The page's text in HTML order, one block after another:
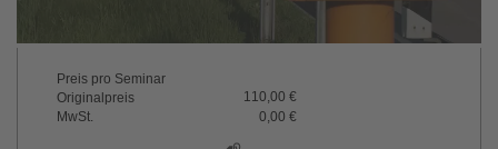
Preis pro Seminar
Originalpreis
110,00 €
MwSt.
0,00 €